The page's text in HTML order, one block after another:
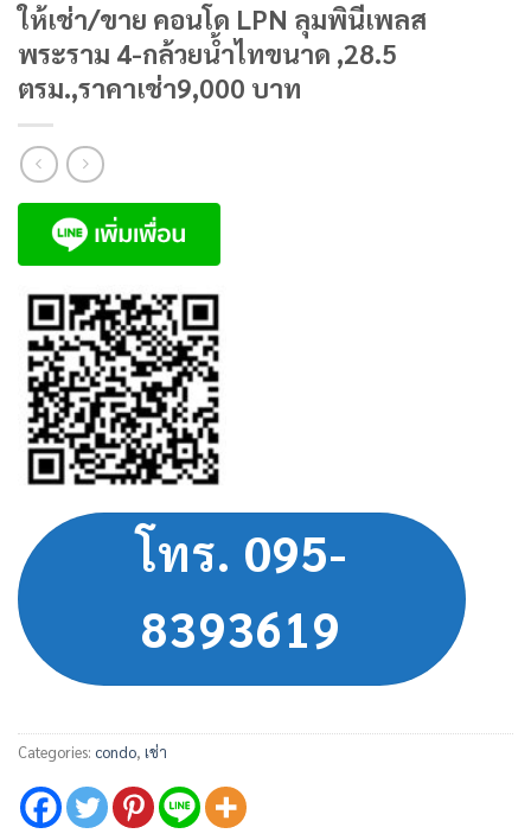
ให้เช่า/ขาย คอนโด LPN ลุมพินีเพลส
พระราม 4-กล้วยน้ำไทขนาด ,28.5
ตรม.,ราคาเช่า9,000 บาท
โทร. 095-
8393619
Categories: condo, เช่า